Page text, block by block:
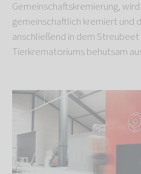
Gemeinschaftskremierung,
gemeinschaftlich kremiert und
anschließend in dem
Tierkrematoriums behutsam